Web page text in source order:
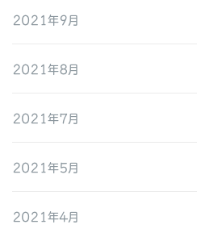
2021年9月
2021年8月
2021年7月
2021年5月
2021年4月